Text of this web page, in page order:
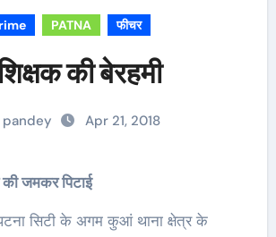
PATNA फीचर
की बेरहमी
Apr 21, 2018
की जमकर पिटाई
सिटी के अगम कुआं थाना क्षेत्र के